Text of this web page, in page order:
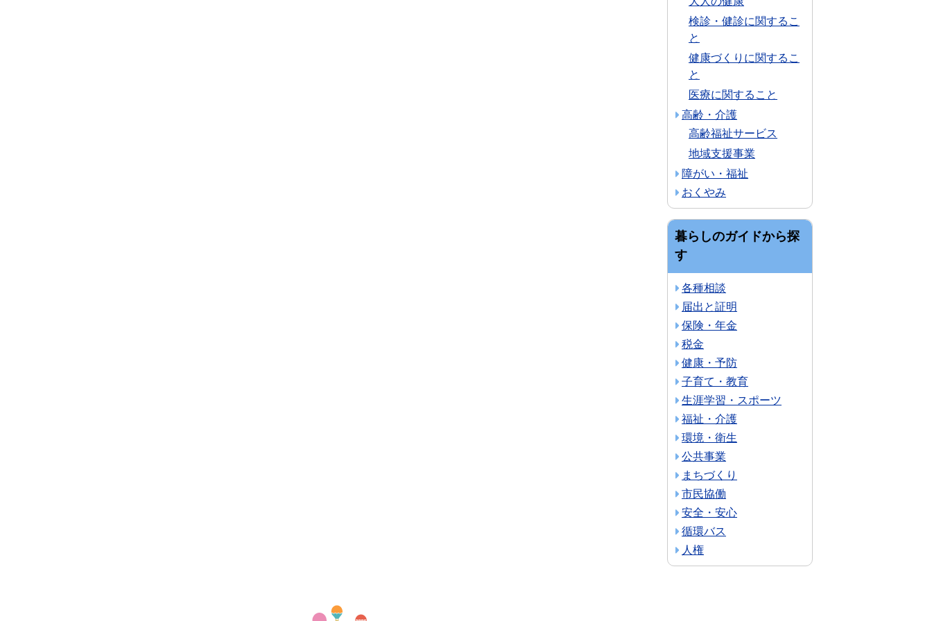
検診・健診に関するこ
と
健康づくりに関するこ
と
医療に関すること
高齢・介護
高齢福祉サービス
地域支援事業
障がい・福祉
おくやみ
暮らしのガイドから探
す
各種相談
届出と証明
保険・年金
税金
健康・予防
子育て・教育
生涯学習・スポーツ
福祉・介護
環境・衛生
公共事業
まちづくり
市民協働
安全・安心
循環バス
人権